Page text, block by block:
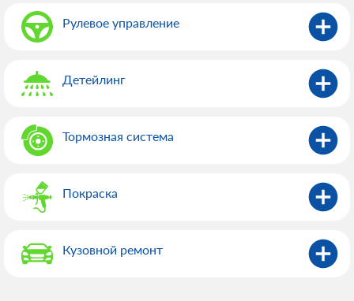
Рулевое управление
Детейлинг
Тормозная система
Покраска
Кузовной ремонт